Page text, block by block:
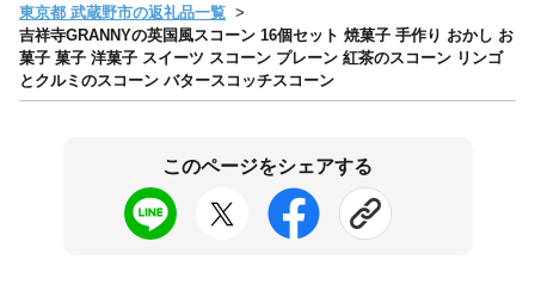
東京都 武蔵野市の返礼品一覧
吉祥寺GRANNYの英国風スコーン 16個セット 焼菓子 手作り おかし お
菓子 菓子 洋菓子 スイーツ スコーン プレーン 紅茶のスコーン リンゴ
とクルミのスコーン バタースコッチスコーン
このページをシェアする